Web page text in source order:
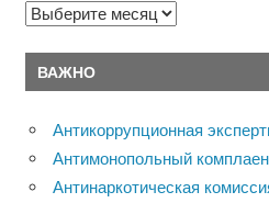
Архивы
ВАЖНО
Антикоррупционная
Антимонопольный
Антинаркотическая